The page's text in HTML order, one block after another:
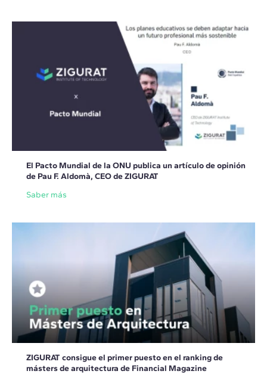
El Pacto Mundial de la ONU publica un artículo de opinión
de Pau F. Aldomà, CEO de ZIGURAT
Saber más
ZIGURAT consigue el primer puesto en el ranking de
másters de arquitectura de Financial Magazine